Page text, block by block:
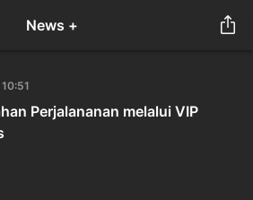
News +
Perjalananan melalui VIP